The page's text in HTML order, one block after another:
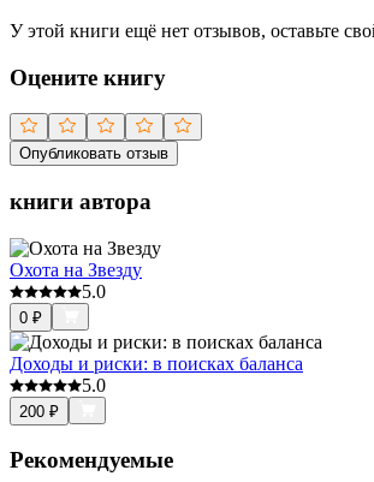
У этой книги ещё нет отзывов, оставьте
Оцените книгу
Опубликовать отзыв
книги автора
Охота на Звезду
5.0
0 ₽
Доходы и риски: в поисках баланса
5.0
200 ₽
Рекомендуемые